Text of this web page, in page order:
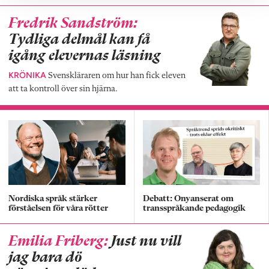
Fredrik Sandström:
Tydliga delmål kan få
igång elevernas läsning
KRÖNIKA Svenskläraren om hur han fick eleven
att ta kontroll över sin hjärna.
Nordiska språk stärker
förståelsen för våra rötter
Debatt: Onyanserat om
transspråkande pedagogik
Emilia Friberg: Just nu vill
jag bara dö